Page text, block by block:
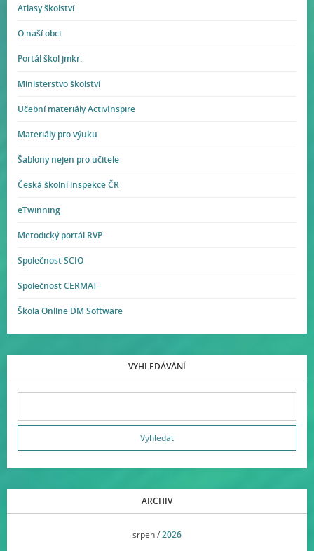
Atlasy školství
O naší obci
Portál škol jmkr.
Ministerstvo školství
Učební materiály ActivInspire
Materiály pro výuku
Šablony nejen pro učitele
Česká školní inspekce ČR
eTwinning
Metodický portál RVP
Společnost SCIO
Společnost CERMAT
Škola Online DM Software
VYHLEDÁVÁNÍ
ARCHIV
srpen /2026